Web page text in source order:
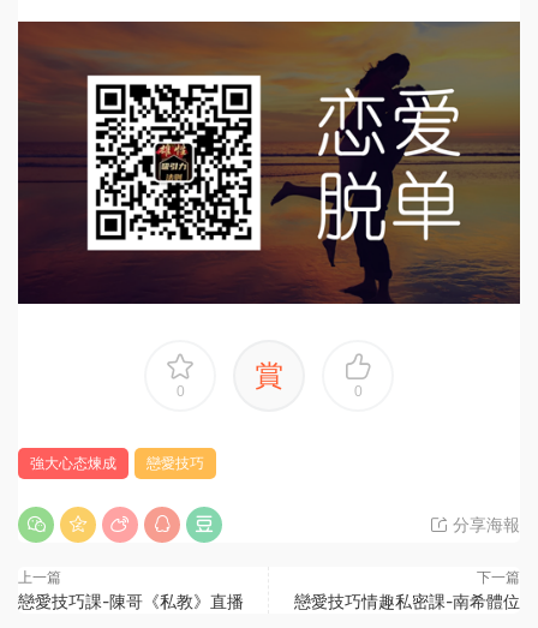
0 賞 0
強大心态煉成 戀愛技巧
分享海報
上一篇
戀愛技巧課-陳哥《私教》直播
下一篇
戀愛技巧情趣私密課-南希體位